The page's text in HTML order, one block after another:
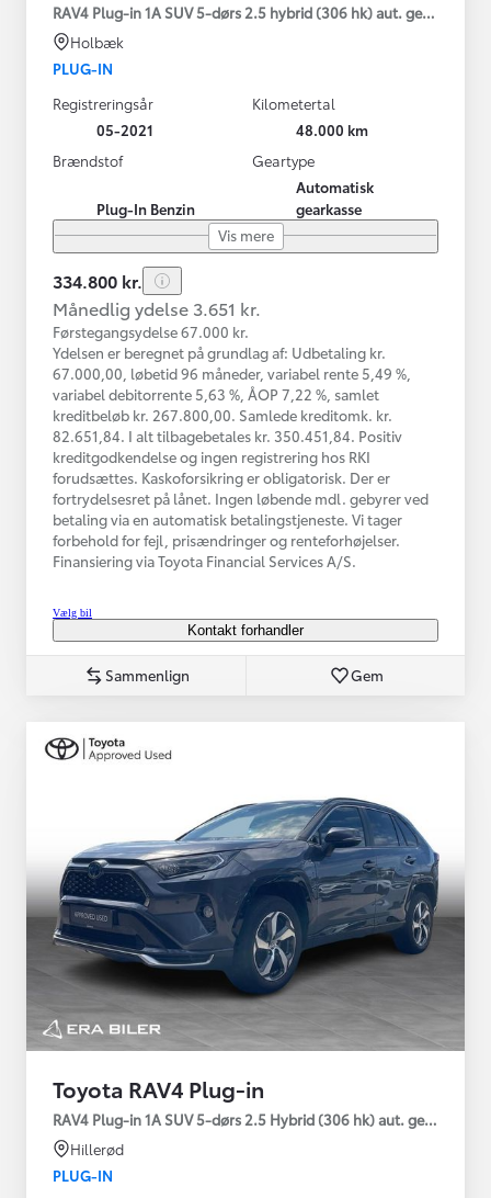
RAV4 Plug-in 1A SUV 5-dørs 2.5 hybrid (306 hk) aut. gear AWD-i
Holbæk
PLUG-IN
Registreringsår
05-2021
Kilometertal
48.000 km
Brændstof
Plug-In Benzin
Geartype
Automatisk
gearkasse
Vis mere
334.800 kr.
Månedlig ydelse 3.651 kr.
Førstegangsydelse 67.000 kr.
Ydelsen er beregnet på grundlag af: Udbetaling kr.
67.000,00, løbetid 96 måneder, variabel rente 5,49 %,
variabel debitorrente 5,63 %, ÅOP 7,22 %, samlet
kreditbeløb kr. 267.800,00. Samlede kreditomk. kr.
82.651,84. I alt tilbagebetales kr. 350.451,84. Positiv
kreditgodkendelse og ingen registrering hos RKI
forudsættes. Kaskoforsikring er obligatorisk. Der er
fortrydelsesret på lånet. Ingen løbende mdl. gebyrer ved
betaling via en automatisk betalingstjeneste. Vi tager
forbehold for fejl, prisændringer og renteforhøjelser.
Finansiering via Toyota Financial Services A/S.
Vælg bil
Kontakt forhandler
Sammenlign Gem
Toyota RAV4 Plug-in
RAV4 Plug-in 1A SUV 5-dørs 2.5 Hybrid (306 hk) aut. gear
Hillerød
PLUG-IN